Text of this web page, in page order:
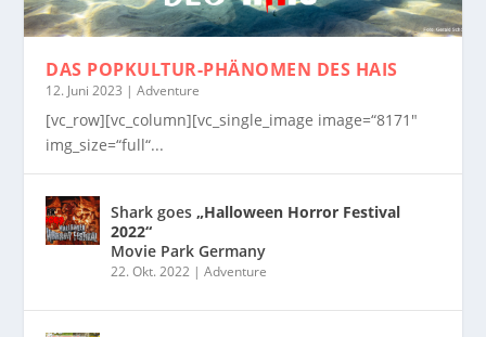
DAS POPKULTUR-PHÄNOMEN DES HAIS
12. Juni 2023 |Adventure
[vc_row][vc_column][vc_single_image image=“8171″
img_size=“full“...
Shark goes„Halloween Horror Festival
2022“
Movie Park Germany
22. Okt. 2022 |Adventure